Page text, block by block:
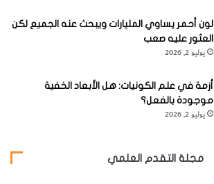
لون أحمر يساوي المليارات ويبحث عنه الجميع لكن
العثور عليه صعب
يوليو 2, 2026
أزمة في علم الكونيات: هل الأبعاد الخفية
موجودة بالفعل؟
يوليو 2, 2026
مجلة التقدم العلمي